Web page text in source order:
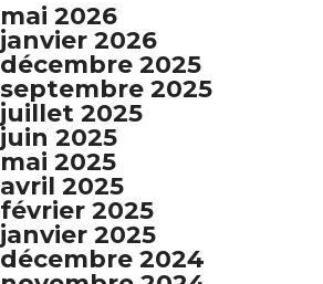
mai 2026
janvier 2026
décembre 2025
septembre 2025
juillet 2025
juin 2025
mai 2025
avril 2025
février 2025
janvier 2025
décembre 2024